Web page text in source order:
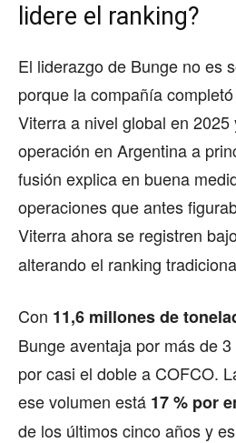
lidere el ranking?
El liderazgo de Bunge no es
porque la compañía
Viterra a nivel global en
operación en Argentina a
fusión explica en buena
operaciones que antes
Viterra ahora se registren
alterando el ranking
Con 11,6 millones de
Bunge aventaja por más de
por casi el doble a COFCO.
ese volumen está 17 % por
de los últimos cinco años y